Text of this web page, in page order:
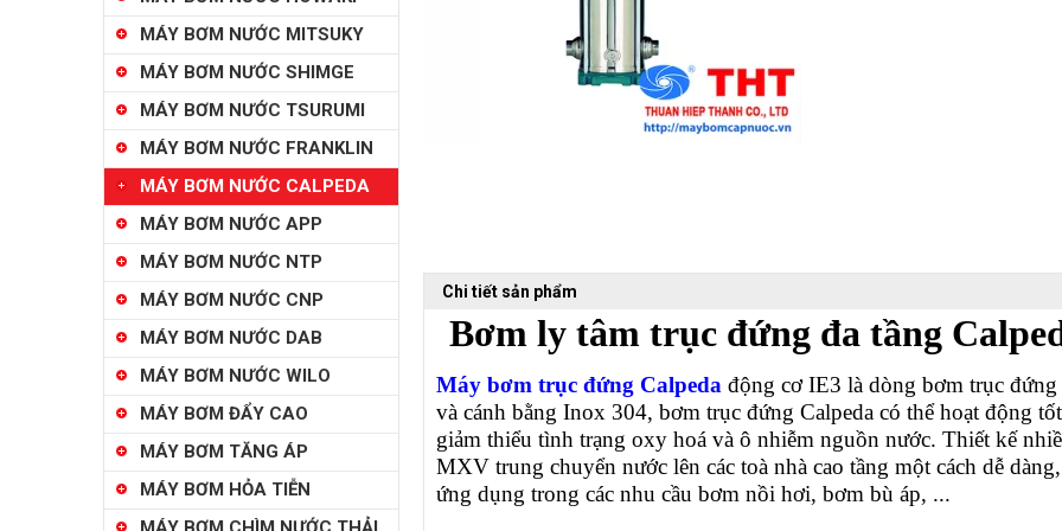
MÁY BƠM NƯỚC MITSUKY
MÁY BƠM NƯỚC SHIMGE
MÁY BƠM NƯỚC TSURUMI
MÁY BƠM NƯỚC FRANKLIN
MÁY BƠM NƯỚC CALPEDA
MÁY BƠM NƯỚC APP
MÁY BƠM NƯỚC NTP
MÁY BƠM NƯỚC CNP
MÁY BƠM NƯỚC DAB
MÁY BƠM NƯỚC WILO
MÁY BƠM ĐẨY CAO
MÁY BƠM TĂNG ÁP
MÁY BƠM HỎA TIỄN
Chi tiết sản phẩm
Bơm ly tâm trục đứng đa tầng
Máy bơm trục đứng Calpeda động cơ IE3 là dòng bơm trục
và cánh bằng Inox 304, bơm trục đứng Calpeda có thể hoạt động
giảm thiểu tình trạng oxy hoá và ô nhiễm nguồn nước. Thiết kế
MXV trung chuyển nước lên các toà nhà cao tầng một cách dễ
ứng dụng trong các nhu cầu bơm nồi hơi, bơm bù áp, ...